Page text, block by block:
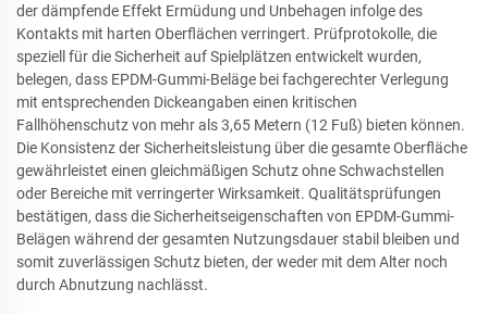
der dämpfende Effekt Ermüdung und Unbehagen infolge des
Kontakts mit harten Oberflächen verringert. Prüfprotokolle, die
speziell für die Sicherheit auf Spielplätzen entwickelt wurden,
belegen, dass EPDM-Gummi-Beläge bei fachgerechter Verlegung
mit entsprechenden Dickeangaben einen kritischen
Fallhöhenschutz von mehr als 3,65 Metern (12 Fuß) bieten können.
Die Konsistenz der Sicherheitsleistung über die gesamte Oberfläche
gewährleistet einen gleichmäßigen Schutz ohne Schwachstellen
oder Bereiche mit verringerter Wirksamkeit. Qualitätsprüfungen
bestätigen, dass die Sicherheitseigenschaften von EPDM-Gummi-
Belägen während der gesamten Nutzungsdauer stabil bleiben und
somit zuverlässigen Schutz bieten, der weder mit dem Alter noch
durch Abnutzung nachlässt.